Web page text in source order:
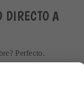
DIRECTO A
Perfecto.